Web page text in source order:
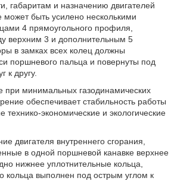
габаритам и назначению двигателей
быть усилено несколькими
4 прямоугольного профиля,
верхним 3 и дополнительным 5
в замках всех колец должны
поршневого пальца и повернуты под
к другу.
при минимальных газодинамических
обеспечивает стабильность работы
технико-экономические и экологические
двигателя внутреннего сгорания,
в одной поршневой канавке верхнее
нижнее уплотнительные кольца,
кольца выполнен под острым углом к